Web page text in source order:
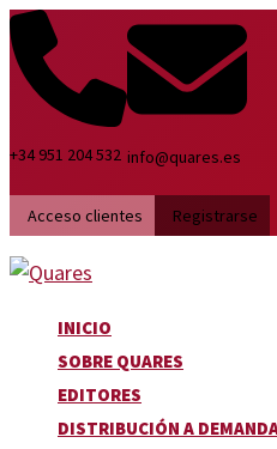
Ir
al
contenido
+34 951 204 532 info@quares.es
Acceso clientes Registrarse
INICIO
SOBRE QUARES
EDITORES
DISTRIBUCIÓN A